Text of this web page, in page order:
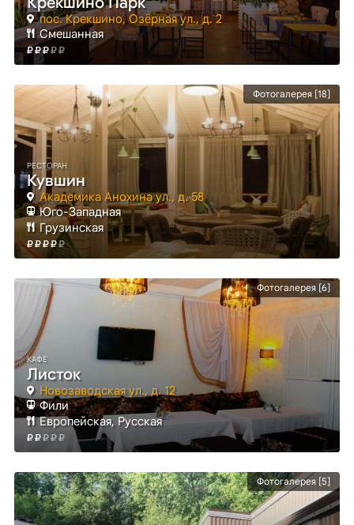
пос. Крекшино, Озёрная ул., д. 2
Смешанная
Фотогалерея [18]
РЕСТОРАН
Кувшин
Академика Анохина ул., д. 58
Юго-Западная
Грузинская
Фотогалерея [6]
КАФЕ
Листок
Новозаводская ул., д. 12
Фили
Европейская, Русская
Фотогалерея [5]